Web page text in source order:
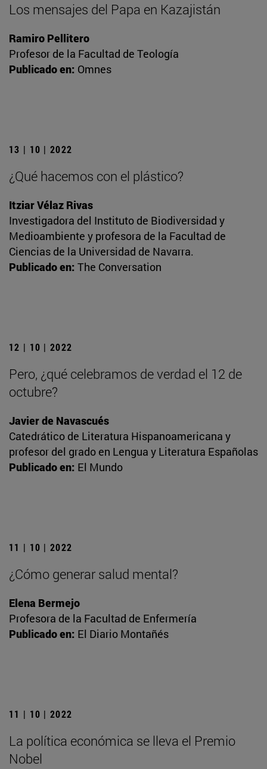
Los mensajes del Papa en Kazajistán
Ramiro Pellitero
Profesor de la Facultad de Teología
Publicado en: Omnes
13 | 10 | 2022
¿Qué hacemos con el plástico?
Itziar Vélaz Rivas
Investigadora del Instituto de Biodiversidad y
Medioambiente y profesora de la Facultad de
Ciencias de la Universidad de Navarra.
Publicado en: The Conversation
12 | 10 | 2022
Pero, ¿qué celebramos de verdad el 12 de
octubre?
Javier de Navascués
Catedrático de Literatura Hispanoamericana y
profesor del grado en Lengua y Literatura Españolas
Publicado en: El Mundo
11 | 10 | 2022
¿Cómo generar salud mental?
Elena Bermejo
Profesora de la Facultad de Enfermería
Publicado en: El Diario Montañés
11 | 10 | 2022
La política económica se lleva el Premio
Nobel